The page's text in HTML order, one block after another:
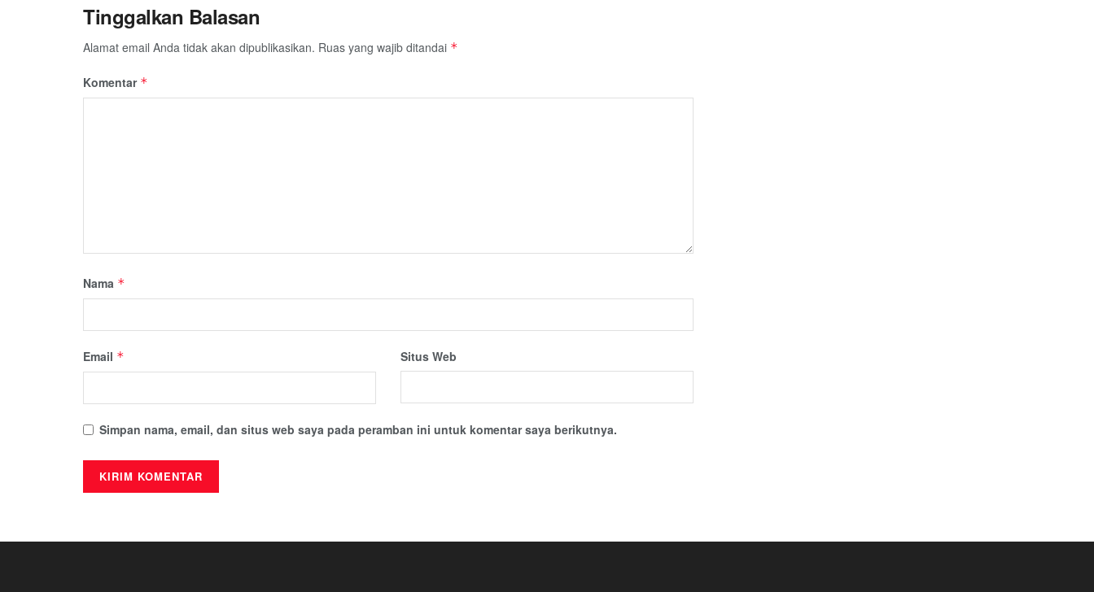
Tinggalkan Balasan
Alamat email Anda tidak akan dipublikasikan. Ruas yang wajib ditandai *
Komentar *
Nama *
Email * Situs Web
Simpan nama, email, dan situs web saya pada peramban ini untuk komentar saya berikutnya.